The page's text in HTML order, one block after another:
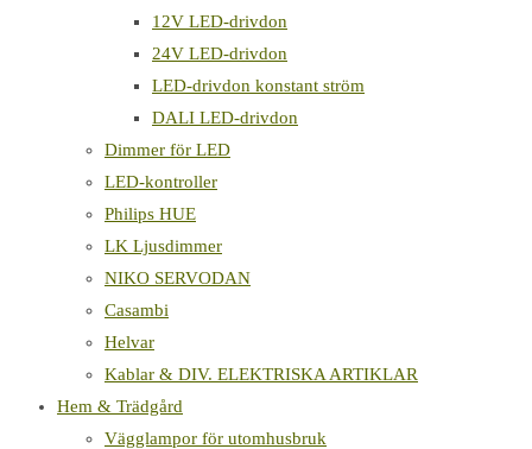
12V LED-drivdon
24V LED-drivdon
LED-drivdon konstant ström
DALI LED-drivdon
Dimmer för LED
LED-kontroller
Philips HUE
LK Ljusdimmer
NIKO SERVODAN
Casambi
Helvar
Kablar & DIV. ELEKTRISKA ARTIKLAR
Hem & Trädgård
Vägglampor för utomhusbruk